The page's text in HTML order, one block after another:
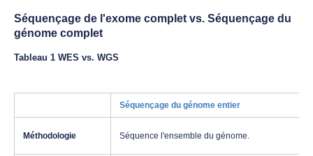
Séquençage de l'exome complet vs. Séquençage du
génome complet
Tableau 1 WES vs. WGS
Séquençage du génome entier
Méthodologie Séquence l'ensemble du génome.